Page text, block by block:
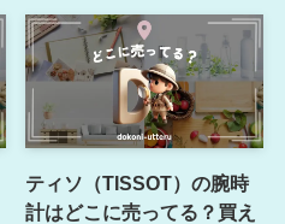
ティソ（TISSOT）の腕時
計はどこに売ってる？買え